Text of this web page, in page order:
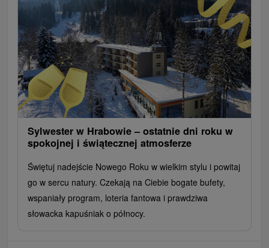
Sylwester w Hrabowie – ostatnie dni roku w
spokojnej i świątecznej atmosferze
Świętuj nadejście Nowego Roku w wielkim stylu i powitaj
go w sercu natury. Czekają na Ciebie bogate bufety,
wspaniały program, loteria fantowa i prawdziwa
słowacka kapuśniak o północy.